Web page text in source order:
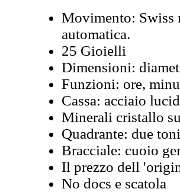
Movimento: Swiss
automatica.
25 Gioielli
Dimensioni:
Funzioni: ore,
Cassa: acciaio
Minerali cristallo
Quadrante: due
Bracciale: cuoio
Il prezzo dell
No docs e scatola